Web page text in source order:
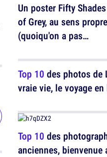
Un poster Fifty Shades
of Grey, au sens propre
(quoiqu'on a pas
Top 10 des photos de
vraie vie, le voyage
Top 10 des
anciennes, bienvenue